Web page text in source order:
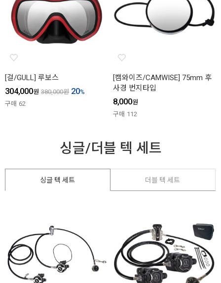
[걸/GULL] 루보스
304,000원 380,000원 20%
구매 62
[캠와이즈/CAMWISE] 75mm 후
사경 번지타입
8,000원
구매 112
싱글/더블 텍 세트
싱글 텍 세트 더블 텍 세트